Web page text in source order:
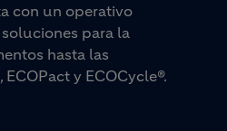
con un operativo
para la
hasta las
y ECOCycle®.